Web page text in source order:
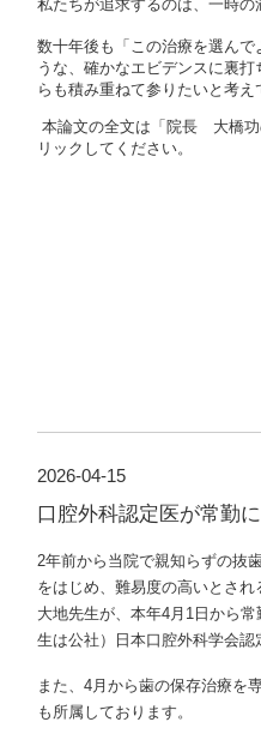
私たちが追求するのは、一時の
数十年後も「この治療を選ん
うな、確かなエビデンスに裏
らも積み重ねて参りたいと考え
本論文の全文は「院長 大橋功
リックしてください。
2026-04-15
口腔外科認定医が常勤
2年前から当院で親知らずの抜
をはじめ、難易度の高いとさ
大地先生が、本年4 月 1 日から
生は公社）日本口腔外科学会認
また、4 月から歯の保存治療を
も所属しております。